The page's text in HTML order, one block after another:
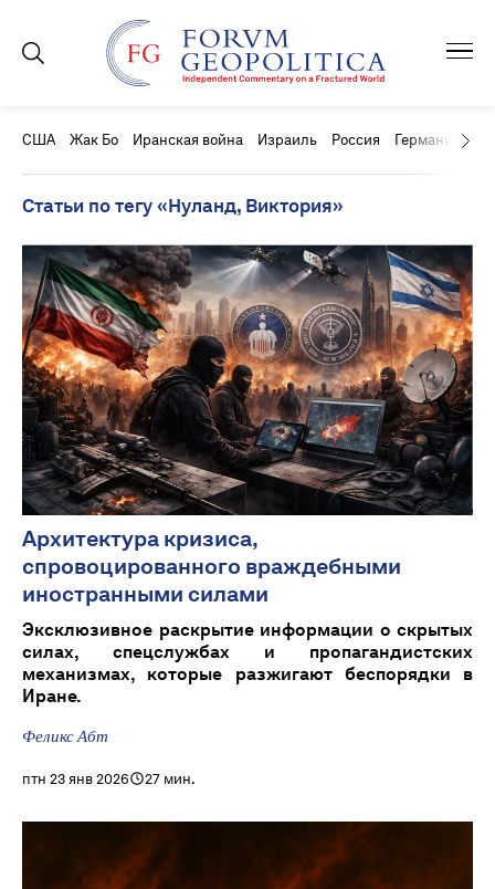
США Жак Бо Иранская война Израиль Россия Германия
Статьи по тегу «Нуланд, Виктория»
Архитектура кризиса,
спровоцированного враждебными
иностранными силами
Эксклюзивное раскрытие информации о скрытых
силах, спецслужбах и пропагандистских
механизмах, которые разжигают беспорядки в
Иране.
Феликс Абт
птн 23 янв 2026 27 мин.